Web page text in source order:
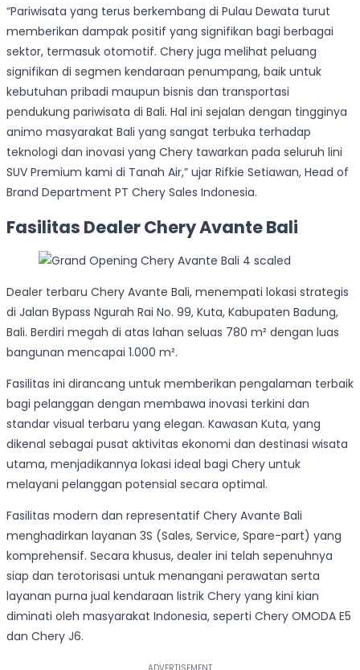
“Pariwisata yang terus berkembang di Pulau Dewata turut
memberikan dampak positif yang signifikan bagi berbagai
sektor, termasuk otomotif. Chery juga melihat peluang
signifikan di segmen kendaraan penumpang, baik untuk
kebutuhan pribadi maupun bisnis dan transportasi
pendukung pariwisata di Bali. Hal ini sejalan dengan tingginya
animo masyarakat Bali yang sangat terbuka terhadap
teknologi dan inovasi yang Chery tawarkan pada seluruh lini
SUV Premium kami di Tanah Air,” ujar Rifkie Setiawan, Head of
Brand Department PT Chery Sales Indonesia.
Fasilitas Dealer Chery Avante Bali
Dealer terbaru Chery Avante Bali, menempati lokasi strategis
di Jalan Bypass Ngurah Rai No. 99, Kuta, Kabupaten Badung,
Bali. Berdiri megah di atas lahan seluas 780 m² dengan luas
bangunan mencapai 1.000 m².
Fasilitas ini dirancang untuk memberikan pengalaman terbaik
bagi pelanggan dengan membawa inovasi terkini dan
standar visual terbaru yang elegan. Kawasan Kuta, yang
dikenal sebagai pusat aktivitas ekonomi dan destinasi wisata
utama, menjadikannya lokasi ideal bagi Chery untuk
melayani pelanggan potensial secara optimal.
Fasilitas modern dan representatif Chery Avante Bali
menghadirkan layanan 3S (Sales, Service, Spare-part) yang
komprehensif. Secara khusus, dealer ini telah sepenuhnya
siap dan terotorisasi untuk menangani perawatan serta
layanan purna jual kendaraan listrik Chery yang kini kian
diminati oleh masyarakat Indonesia, seperti Chery OMODA E5
dan Chery J6.